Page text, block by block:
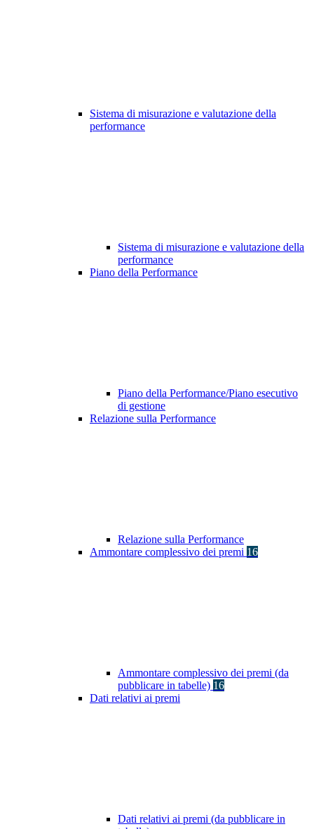
Sistema di misurazione e valutazione della
performance
Sistema di misurazione e valutazione della
performance
Piano della Performance
Piano della Performance/Piano esecutivo
di gestione
Relazione sulla Performance
Relazione sulla Performance
Ammontare complessivo dei premi 16
Ammontare complessivo dei premi (da
pubblicare in tabelle) 16
Dati relativi ai premi
Dati relativi ai premi (da pubblicare in